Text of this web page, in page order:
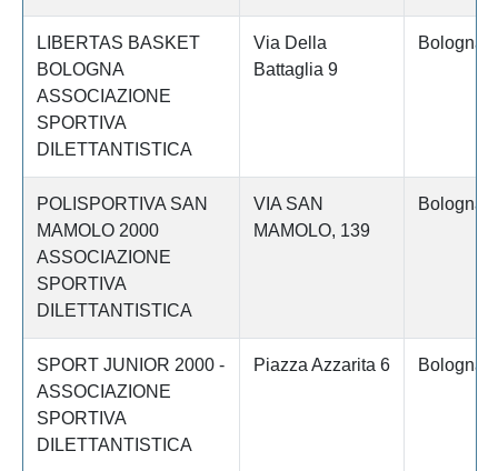
LIBERTAS BASKET
BOLOGNA
ASSOCIAZIONE
SPORTIVA
DILETTANTISTICA
Via Della
Battaglia 9
Bologna
POLISPORTIVA SAN
MAMOLO 2000
ASSOCIAZIONE
SPORTIVA
DILETTANTISTICA
VIA SAN
MAMOLO, 139
Bologna
SPORT JUNIOR 2000 -
ASSOCIAZIONE
SPORTIVA
DILETTANTISTICA
Piazza Azzarita 6 Bologna